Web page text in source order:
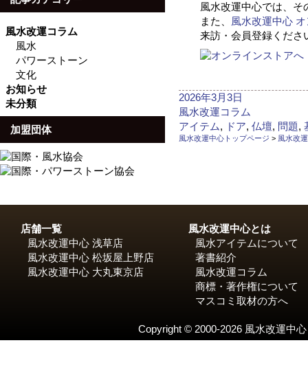
風水改運コラム
風水
パワーストーン
文化
お知らせ
未分類
加盟団体
風水改運中心では、そ
また、 風水改運中心
来訪・会員登録くださ
投
稿
日:
2026年3月3日
カ
テ
ゴ
風水改運コラム
タ
グ
アイテム, ドア, 仏壇, 問題,
風水改運中心トップページ > 風水改
店舗一覧
風水改運中心 浅草店
風水改運中心 松坂屋上野店
風水改運中心 大丸東京店
風水改運中心とは
風水アイテムについて
著書紹介
風水改運コラム
商標・著作権について
マスコミ取材の方へ
Copyright © 2000-2026 風水改運中